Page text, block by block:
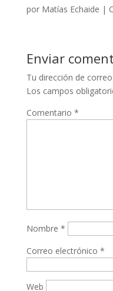
por Matías Echaide |
Enviar
Tu dirección de
Los campos
Comentario *
Nombre *
Correo electrónico *
Web